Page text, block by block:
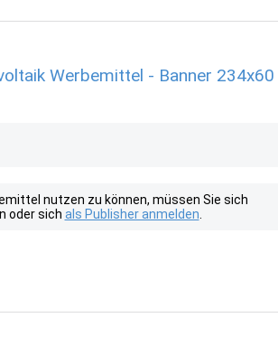
Werbemittel - Banner 234x60
nutzen zu können, müssen Sie sich
oder sich als Publisher anmelden